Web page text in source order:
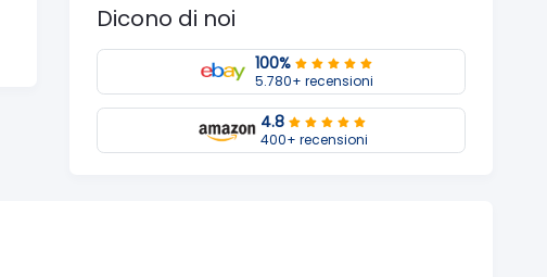
Dicono di noi
100%
5.780+ recensioni
4.8
400+ recensioni